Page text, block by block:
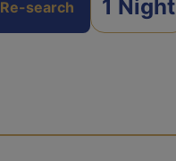
Re-search 1 Night